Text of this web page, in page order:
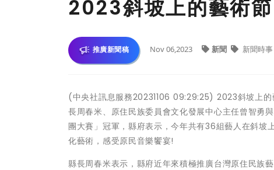
2023斜坡上的藝術
推廣新聞稿 Nov 06,2023 新聞 新聞時事
(中央社訊息服務20231106 09:29:25) 2023斜坡上
長周春米、原住民族委員會文化發展中心主任曾智勇
團大賽」冠軍，縣府表示，今年共有36組藝人在斜坡
化藝術，感受原民音樂饗宴!
縣長周春米表示，縣府近年來積極推廣台灣原住民族